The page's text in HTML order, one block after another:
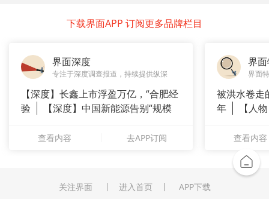
下载界面APP 订阅更多品牌栏目
界面深度
专注于深度调查报道，持续提供纵深
【深度】长鑫上市浮盈万亿，“合肥经
验
【深度】中国新能源告别“规模
查看内容 去APP订阅
界
界面
被洪水卷走
年
【人
查看内容
关注界面 进入首页 APP下载